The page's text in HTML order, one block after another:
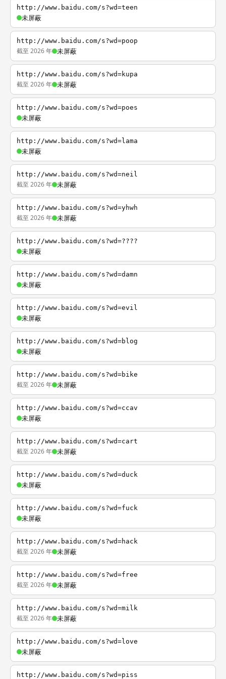
http://www.baidu.com/s?wd=teen
未屏蔽
http://www.baidu.com/s?wd=poop
截至 2026 年 未屏蔽
http://www.baidu.com/s?wd=kupa
截至 2026 年 未屏蔽
http://www.baidu.com/s?wd=poes
未屏蔽
http://www.baidu.com/s?wd=lama
未屏蔽
http://www.baidu.com/s?wd=neil
截至 2026 年 未屏蔽
http://www.baidu.com/s?wd=yhwh
截至 2026 年 未屏蔽
http://www.baidu.com/s?wd=????
未屏蔽
http://www.baidu.com/s?wd=damn
未屏蔽
http://www.baidu.com/s?wd=evil
未屏蔽
http://www.baidu.com/s?wd=blog
未屏蔽
http://www.baidu.com/s?wd=bike
截至 2026 年 未屏蔽
http://www.baidu.com/s?wd=ccav
未屏蔽
http://www.baidu.com/s?wd=cart
截至 2026 年 未屏蔽
http://www.baidu.com/s?wd=duck
未屏蔽
http://www.baidu.com/s?wd=fuck
未屏蔽
http://www.baidu.com/s?wd=hack
截至 2026 年 未屏蔽
http://www.baidu.com/s?wd=free
截至 2026 年 未屏蔽
http://www.baidu.com/s?wd=milk
截至 2026 年 未屏蔽
http://www.baidu.com/s?wd=love
未屏蔽
http://www.baidu.com/s?wd=piss